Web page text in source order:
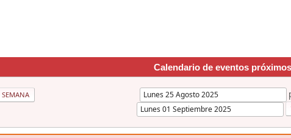
Calendario de eventos próximos
SEMANA